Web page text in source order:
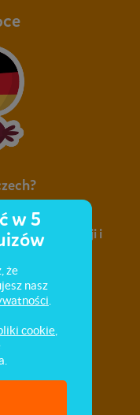
Squli
kultury, tradycji i
w 5
że
nasz
cookie